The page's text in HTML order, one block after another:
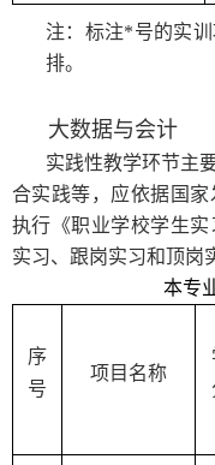
注：标注*号的实
排。
大数据与会计
实践性教学环节主
合实践等，应依据国
执行《职业学校学生
实习、跟岗实习和顶岗
本专
序
号
项目名称